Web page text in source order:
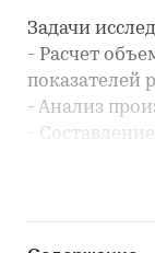
Задачи
- Расчет
показателей
- Анализ
-
- Анализ цен
- Анализ